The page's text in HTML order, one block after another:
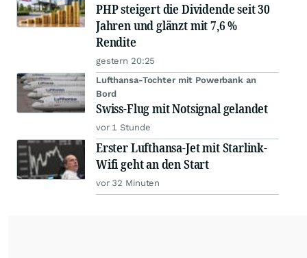
PHP steigert die Dividende seit 30
Jahren und glänzt mit 7,6 %
Rendite
gestern 20:25
Lufthansa-Tochter mit Powerbank an
Bord
Swiss-Flug mit Notsignal gelandet
vor 1 Stunde
Erster Lufthansa-Jet mit Starlink-
Wifi geht an den Start
vor 32 Minuten